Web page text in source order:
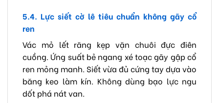
5.4. Lực siết cờ lê tiêu chuẩn không gãy cổ
ren
Vác mỏ lết răng kẹp vặn chuôi đực điên
cuồng. Ứng suất bẻ ngang xé toạc gãy gập cổ
ren mỏng manh. Siết vừa đủ cứng tay dựa vào
băng keo làm kín. Không dùng bạo lực ngu
dốt phá nát van.